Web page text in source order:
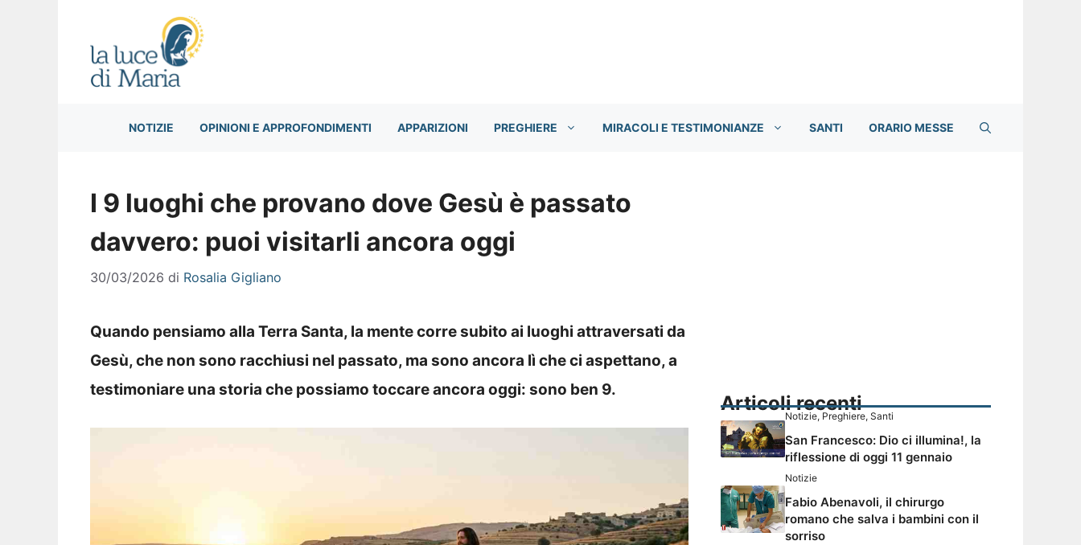
NOTIZIE OPINIONI E APPROFONDIMENTI APPARIZIONI PREGHIERE MIRACOLI E TESTIMONIANZE SANTI ORARIO MESSE
I 9 luoghi che provano dove Gesù è passato
davvero: puoi visitarli ancora oggi
30/03/2026 di Rosalia Gigliano
Quando pensiamo alla Terra Santa, la mente corre subito ai luoghi attraversati da
Gesù, che non sono racchiusi nel passato, ma sono ancora lì che ci aspettano, a
testimoniare una storia che possiamo toccare ancora oggi: sono ben 9.
Articoli recenti
Notizie, Preghiere, Santi
San Francesco: Dio ci illumina!, la
riflessione di oggi 11 gennaio
Notizie
Fabio Abenavoli, il chirurgo
romano che salva i bambini con il
sorriso